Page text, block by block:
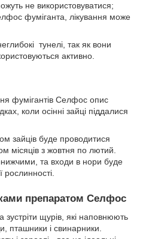
не використовуватися;
фуміганта, лікування може
тунелі, так як вони
активно.
фумігантів Селфос опис
коли осінні зайці піддалися
зайців буде проводитися
місяців з жовтня по лютий.
та входи в нори буде
рослинності.
препаратом Селфос
зустріти щурів, які наповнюють
пташники і свинарники.